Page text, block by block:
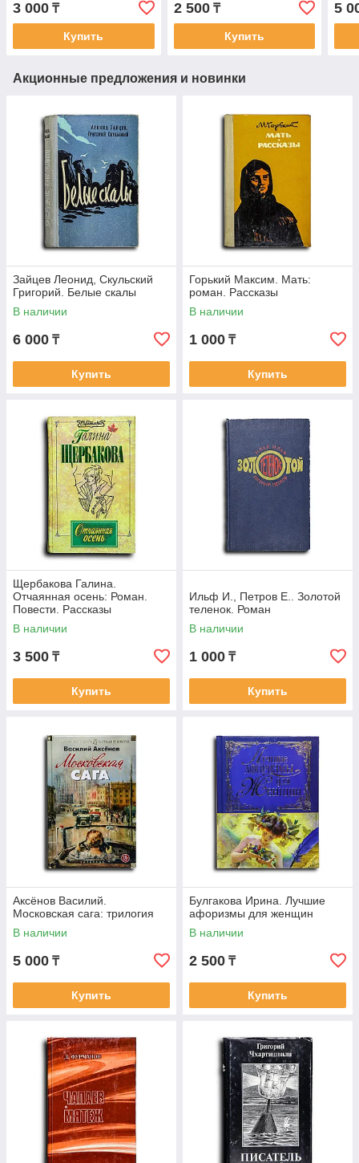
Сталина
3 000 ₸
Купить
2 500₸
Купить
5
Акционные предложения и новинки
Зайцев Леонид, Скульский
Григорий. Белые скалы
В наличии
6 000 ₸
Купить
Горький Максим. Мать:
роман. Рассказы
В наличии
1 000 ₸
Купить
Щербакова Галина.
Отчаянная осень: Роман.
Повести. Рассказы
В наличии
3 500 ₸
Купить
Ильф И., Петров Е.. Золотой
теленок. Роман
В наличии
1 000 ₸
Купить
Аксёнов Василий.
Московская сага: трилогия
В наличии
5 000 ₸
Купить
Булгакова Ирина. Лучшие
афоризмы для женщин
В наличии
2 500 ₸
Купить